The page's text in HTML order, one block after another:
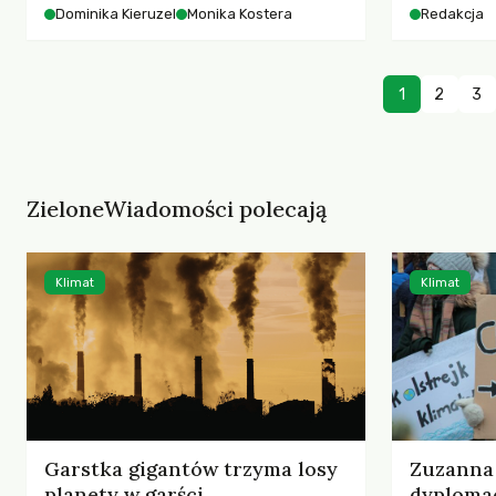
współczesnego miasta.
Dominika Kieruzel Monika Kostera Redakcja
1 2 3
ZieloneWiadomości polecają
Garstka gigantów trzyma losy
Klimat Klimat